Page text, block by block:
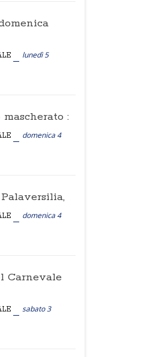
lunedì 5
mascherato :
domenica 4
domenica 4
Carnevale
sabato 3